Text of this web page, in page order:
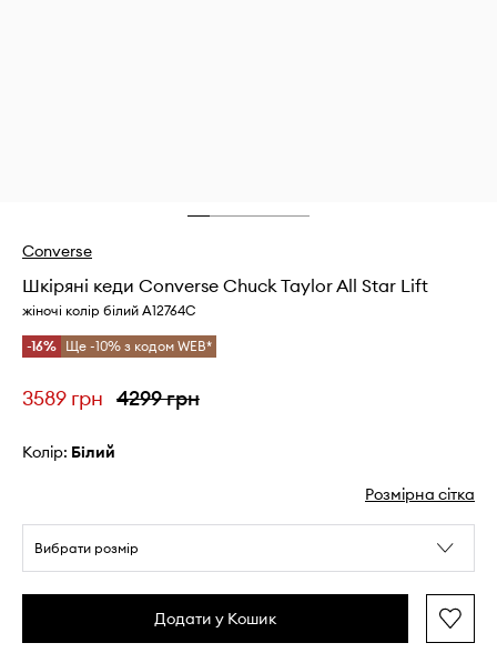
Converse
Шкіряні кеди Converse Chuck Taylor All Star Lift
жіночі колір білий A12764C
-16% Ще -10% з кодом WEB*
3589 грн 4299 грн
Колір: білий
Розмірна сітка
Вибрати розмір
Додати у Кошик